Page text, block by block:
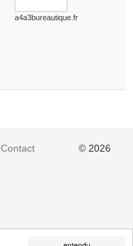
a4a3bureautique.fr
Contact © 2026